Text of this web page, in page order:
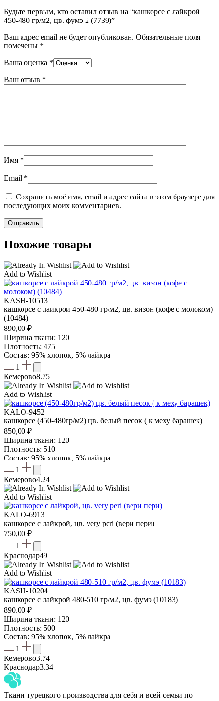
Будьте первым, кто оставил отзыв на “кашкорсе с лайкрой
450-480 гр/м2, цв. фумэ 2 (7739)”
Ваш адрес email не будет опубликован. Обязательные поля
помечены *
Ваша оценка *
Ваш отзыв *
Имя *
Email *
Сохранить моё имя, email и адрес сайта в этом браузере для
последующих моих комментариев.
Похожие товары
Add to Wishlist
KASH-10513
кашкорсе с лайкрой 450-480 гр/м2, цв. визон (кофе с молоком)
(10484)
890,00 ₽
Ширина ткани: 120
Плотность: 475
Состав: 95% хлопок, 5% лайкра
1
Кемерово8.75
Add to Wishlist
KALO-9452
кашкорсе (450-480гр/м2) цв. белый песок ( к меху барашек)
850,00 ₽
Ширина ткани: 120
Плотность: 510
Состав: 95% хлопок, 5% лайкра
1
Кемерово4.24
Add to Wishlist
KALO-6913
кашкорсе с лайкрой, цв. very peri (вери пери)
750,00 ₽
1
Краснодар49
Add to Wishlist
KASH-10204
кашкорсе с лайкрой 480-510 гр/м2, цв. фумэ (10183)
890,00 ₽
Ширина ткани: 120
Плотность: 500
Состав: 95% хлопок, 5% лайкра
1
Кемерово3.74
Краснодар3.34
Ткани турецкого производства для себя и всей семьи по